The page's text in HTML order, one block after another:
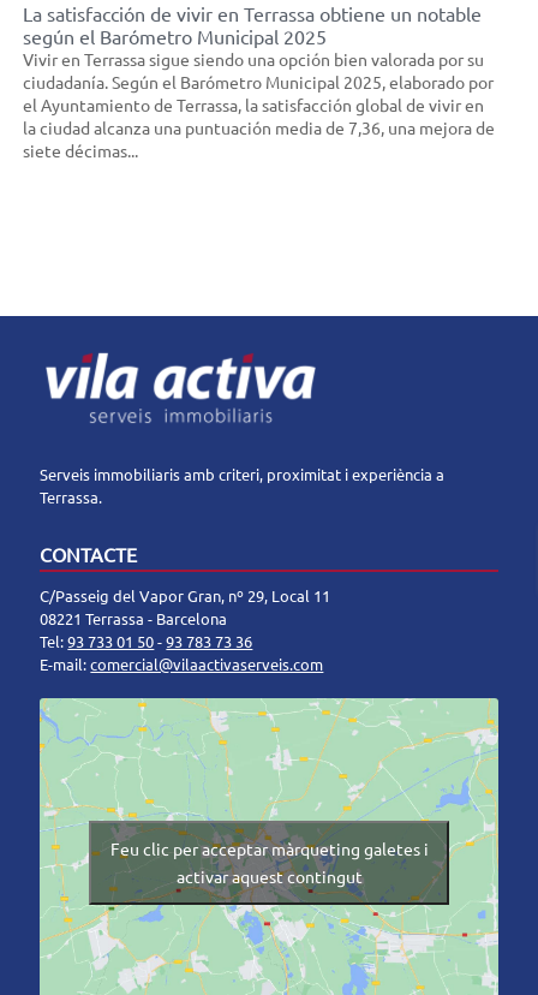
La satisfacción de vivir en Terrassa obtiene un notable
según el Barómetro Municipal 2025
Vivir en Terrassa sigue siendo una opción bien valorada por su
ciudadanía. Según el Barómetro Municipal 2025, elaborado por
el Ayuntamiento de Terrassa, la satisfacción global de vivir en
la ciudad alcanza una puntuación media de 7,36, una mejora de
siete décimas...
Serveis immobiliaris amb criteri, proximitat i experiència a
Terrassa.
CONTACTE
C/Passeig del Vapor Gran, nº 29, Local 11
08221 Terrassa - Barcelona
Tel:93 733 01 50-93 783 73 36
E-mail:comercial@vilaactivaserveis.com
Feu clic per acceptar màrqueting galetes i
activar aquest contingut